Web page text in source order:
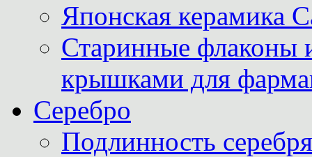
Японская керамика
Старинные флаконы
крышками для
Серебро
Подлинность